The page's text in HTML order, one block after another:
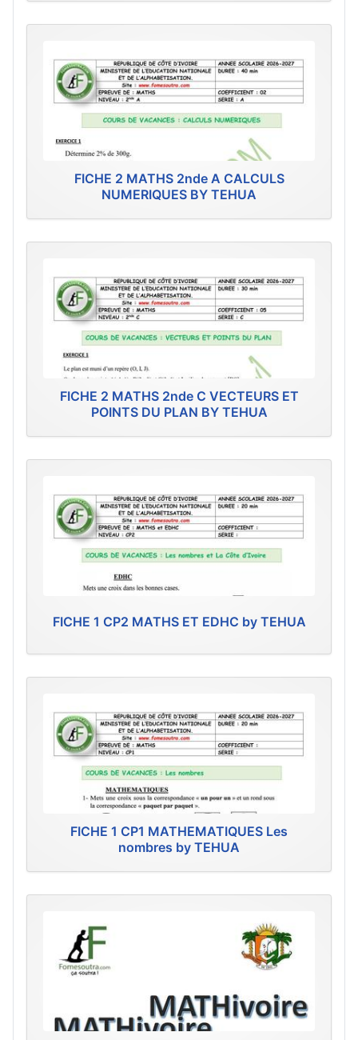
FICHE 2 MATHS 2nde A CALCULS
NUMERIQUES BY TEHUA
FICHE 2 MATHS 2nde C VECTEURS ET
POINTS DU PLAN BY TEHUA
FICHE 1 CP2 MATHS ET EDHC by TEHUA
FICHE 1 CP1 MATHEMATIQUES Les
nombres by TEHUA